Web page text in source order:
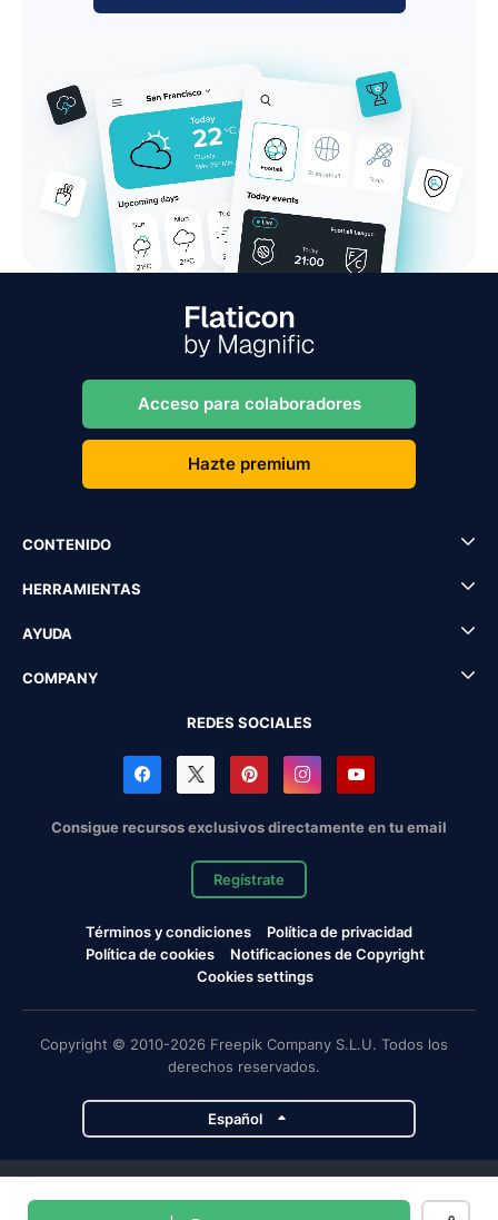
Acceso para colaboradores
Hazte premium
CONTENIDO
HERRAMIENTAS
AYUDA
COMPANY
REDES SOCIALES
Consigue recursos exclusivos directamente en tu email
Regístrate
Términos y condiciones
Política de privacidad
Política de cookies
Notificaciones de Copyright
Cookies settings
Copyright © 2010-2026 Freepik Company S.L.U. Todos los
derechos reservados.
Español